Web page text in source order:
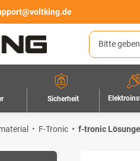
Sicherheit
F-Tronic f-tronic